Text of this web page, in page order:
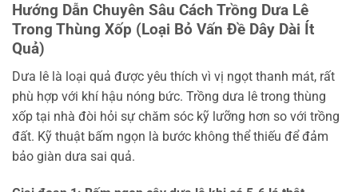
Hướng Dẫn Chuyên Sâu Cách Trồng Dưa Lê
Trong Thùng Xốp (Loại Bỏ Vấn Đề Dây Dài Ít
Quả)
Dưa lê là loại quả được yêu thích vì vị ngọt thanh mát, rất
phù hợp với khí hậu nóng bức. Trồng dưa lê trong thùng
xốp tại nhà đòi hỏi sự chăm sóc kỹ lưỡng hơn so với trồng
đất. Kỹ thuật bấm ngọn là bước không thể thiếu để đảm
bảo giàn dưa sai quả.